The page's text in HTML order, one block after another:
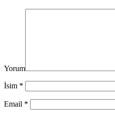
Yorum
İsim *
Email *